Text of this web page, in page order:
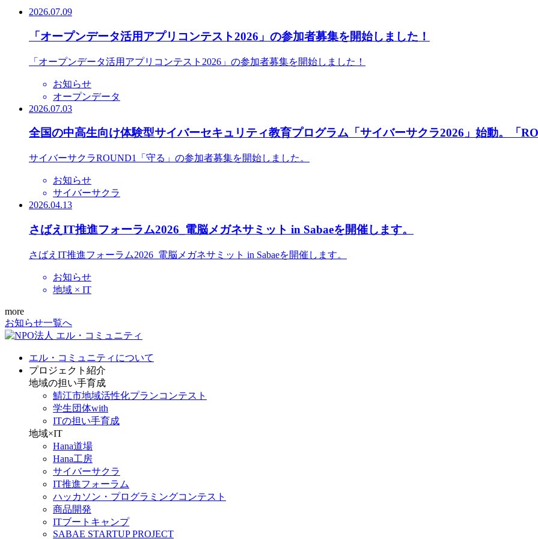
2026.07.09
「オープンデータ活用アプリコンテスト2026」の参加者募集を開始しました！
「オープンデータ活用アプリコンテスト2026」の参加者募集を開始しました！
お知らせ
オープンデータ
2026.07.03
全国の中高生向け体験型サイバーセキュリティ教育プログラム「サイバーサクラ2026」始動。「
サイバーサクラROUND1「守る」の参加者募集を開始しました。
お知らせ
サイバーサクラ
2026.04.13
さばえIT推進フォーラム2026_電脳メガネサミット in Sabaeを開催します。
さばえIT推進フォーラム2026_電脳メガネサミット in Sabaeを開催します。
お知らせ
地域 × IT
more
お知らせ一覧へ
エル・コミュニティについて
プロジェクト紹介
地域の担い手育成
鯖江市地域活性化プランコンテスト
学生団体with
ITの担い手育成
地域×IT
Hana道場
Hana工房
サイバーサクラ
IT推進フォーラム
ハッカソン・プログラミングコンテスト
商品開発
ITブートキャンプ
SABAE STARTUP PROJECT